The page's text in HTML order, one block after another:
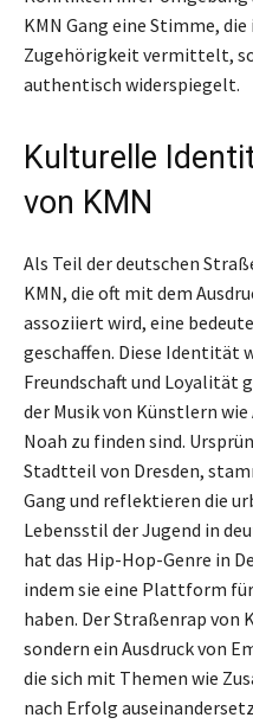
KMN Gang eine Stimme,
Zugehörigkeit vermittelt,
authentisch widerspiegelt.
Kulturelle
von KMN
Als Teil der deutschen
KMN, die oft mit dem
assoziiert wird, eine
geschaffen. Diese Identität
Freundschaft und Loyalität
der Musik von Künstlern
Noah zu finden sind.
Stadtteil von Dresden,
Gang und reflektieren die
Lebensstil der Jugend in
hat das Hip-Hop-Genre in
indem sie eine Plattform
haben. Der Straßenrap
sondern ein Ausdruck von
die sich mit Themen wie
nach Erfolg